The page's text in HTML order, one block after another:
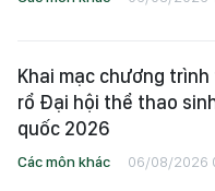
Khai mạc chương
rổ Đại hội thể thao
quốc 2026
Các môn khác 06/08/2026